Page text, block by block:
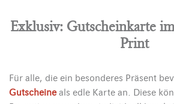
Exklusiv: Gutscheinkarte
Print
Für alle, die ein besonderes Präsent
Gutscheineals edle Karte an. Diese